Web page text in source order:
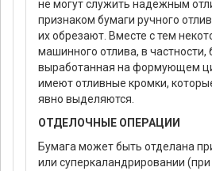
не могут служить надежным
признаком бумаги ручного
их обрезают. Вместе с тем
машинного отлива, в частности,
выработанная на формующем
имеют отливные кромки,
явно выделяются.
ОТДЕЛОЧНЫЕ ОПЕРАЦИИ
Бумага может быть отделана
или суперкаландрировании